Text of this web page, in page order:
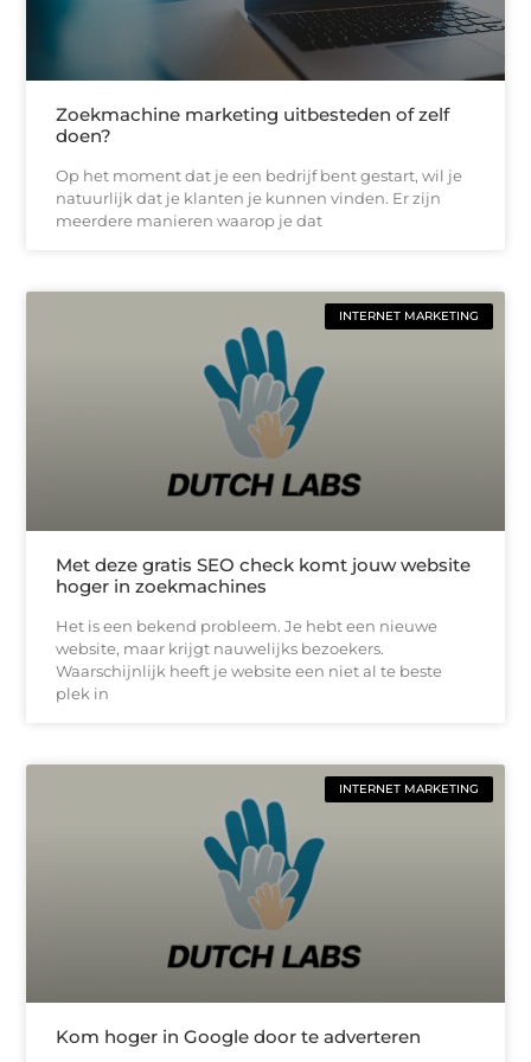
Zoekmachine marketing uitbesteden of zelf
doen?
Op het moment dat je een bedrijf bent gestart, wil je
natuurlijk dat je klanten je kunnen vinden. Er zijn
meerdere manieren waarop je dat
INTERNET MARKETING
Met deze gratis SEO check komt jouw website
hoger in zoekmachines
Het is een bekend probleem. Je hebt een nieuwe
website, maar krijgt nauwelijks bezoekers.
Waarschijnlijk heeft je website een niet al te beste
plek in
INTERNET MARKETING
Kom hoger in Google door te adverteren